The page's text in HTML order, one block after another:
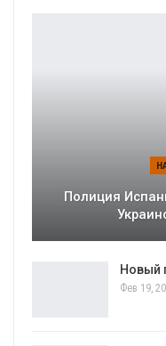
Полиция
Новый
Фев 19,